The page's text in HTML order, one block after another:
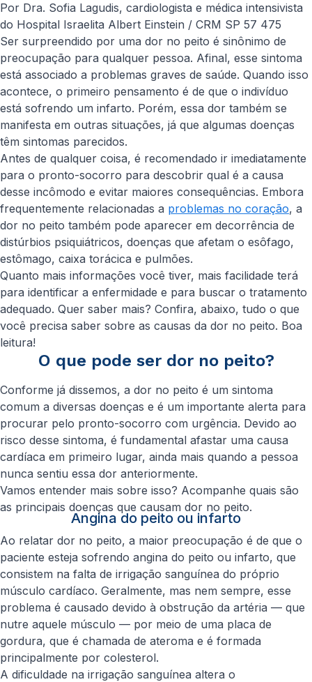
Por Dra. Sofia Lagudis, cardiologista e médica intensivista
do Hospital Israelita Albert Einstein / CRM SP 57 475
Ser surpreendido por uma dor no peito é sinônimo de
preocupação para qualquer pessoa. Afinal, esse sintoma
está associado a problemas graves de saúde. Quando isso
acontece, o primeiro pensamento é de que o indivíduo
está sofrendo um infarto. Porém, essa dor também se
manifesta em outras situações, já que algumas doenças
têm sintomas parecidos.
Antes de qualquer coisa, é recomendado ir imediatamente
para o pronto-socorro para descobrir qual é a causa
desse incômodo e evitar maiores consequências. Embora
frequentemente relacionadas a problemas no coração, a
dor no peito também pode aparecer em decorrência de
distúrbios psiquiátricos, doenças que afetam o esôfago,
estômago, caixa torácica e pulmões.
Quanto mais informações você tiver, mais facilidade terá
para identificar a enfermidade e para buscar o tratamento
adequado. Quer saber mais? Confira, abaixo, tudo o que
você precisa saber sobre as causas da dor no peito. Boa
leitura!
O que pode ser dor no peito?
Conforme já dissemos, a dor no peito é um sintoma
comum a diversas doenças e é um importante alerta para
procurar pelo pronto-socorro com urgência. Devido ao
risco desse sintoma, é fundamental afastar uma causa
cardíaca em primeiro lugar, ainda mais quando a pessoa
nunca sentiu essa dor anteriormente.
Vamos entender mais sobre isso? Acompanhe quais são
as principais doenças que causam dor no peito.
Angina do peito ou infarto
Ao relatar dor no peito, a maior preocupação é de que o
paciente esteja sofrendo angina do peito ou infarto, que
consistem na falta de irrigação sanguínea do próprio
músculo cardíaco. Geralmente, mas nem sempre, esse
problema é causado devido à obstrução da artéria — que
nutre aquele músculo — por meio de uma placa de
gordura, que é chamada de ateroma e é formada
principalmente por colesterol.
A dificuldade na irrigação sanguínea altera o